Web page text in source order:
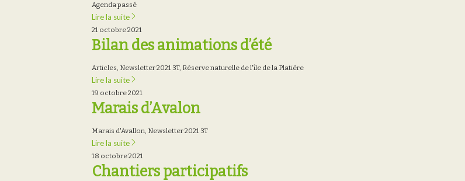
Agenda passé
Lire la suite
21 octobre 2021
Bilan des animations d’été
Articles, Newsletter 2021 3T, Réserve naturelle de l'île de la Platière
Lire la suite
19 octobre 2021
Marais d’Avalon
Marais d'Avallon, Newsletter 2021 3T
Lire la suite
18 octobre 2021
Chantiers participatifs